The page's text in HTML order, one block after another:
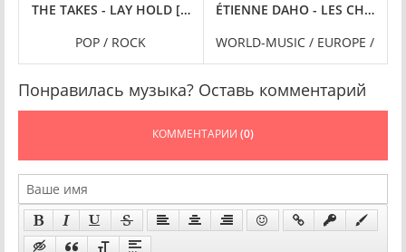
FLAC
(2024) FLAC
(2024) FLAC
THE TAKES - LAY HOLD [DELUXE] (2024) FLAC
POP / ROCK
ÉTIENNE DAHO - LES
WORLD-MUSIC / EUROPE /
Понравилась музыка? Оставь комментарий
КОММЕНТАРИИ (0)